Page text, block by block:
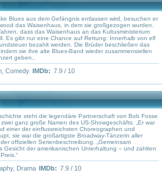
Blues aus dem Gefängnis entlassen wird, besuchen er
das Waisenhaus, in dem sie großgezogen wurden.
dass das Waisenhaus an das Kultusministerium
Es gibt nur eine Chance auf Rettung: Innerhalb von elf
bezahlt werden. Die Brüder beschließen das
sie ihre alte Blues-Band wieder zusammenstellen
geben..
Comedy IMDb: 7.9 / 10
steht die legendäre Partnerschaft von Bob Fosse
ganz große Namen des US-Showgeschäfts. „Er war
einer der einflussreichsten Choreographen und
sie war die großartigste Broadway-Tänzerin aller
offiziellen Serienbeschreibung. „Gemeinsam
Gesicht der amerikanischen Unterhaltung – und zahlten
, Drama IMDb: 7.9 / 10